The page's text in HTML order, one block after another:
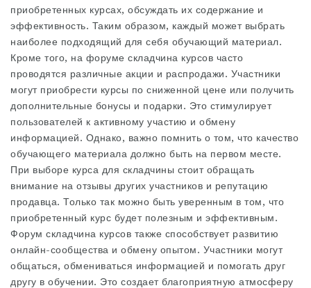
приобретенных курсах, обсуждать их содержание и
эффективность. Таким образом, каждый может выбрать
наиболее подходящий для себя обучающий материал.
Кроме того, на форуме складчина курсов часто
проводятся различные акции и распродажи. Участники
могут приобрести курсы по сниженной цене или получить
дополнительные бонусы и подарки. Это стимулирует
пользователей к активному участию и обмену
информацией. Однако, важно помнить о том, что качество
обучающего материала должно быть на первом месте.
При выборе курса для складчины стоит обращать
внимание на отзывы других участников и репутацию
продавца. Только так можно быть уверенным в том, что
приобретенный курс будет полезным и эффективным.
Форум складчина курсов также способствует развитию
онлайн-сообщества и обмену опытом. Участники могут
общаться, обмениваться информацией и помогать друг
другу в обучении. Это создает благоприятную атмосферу